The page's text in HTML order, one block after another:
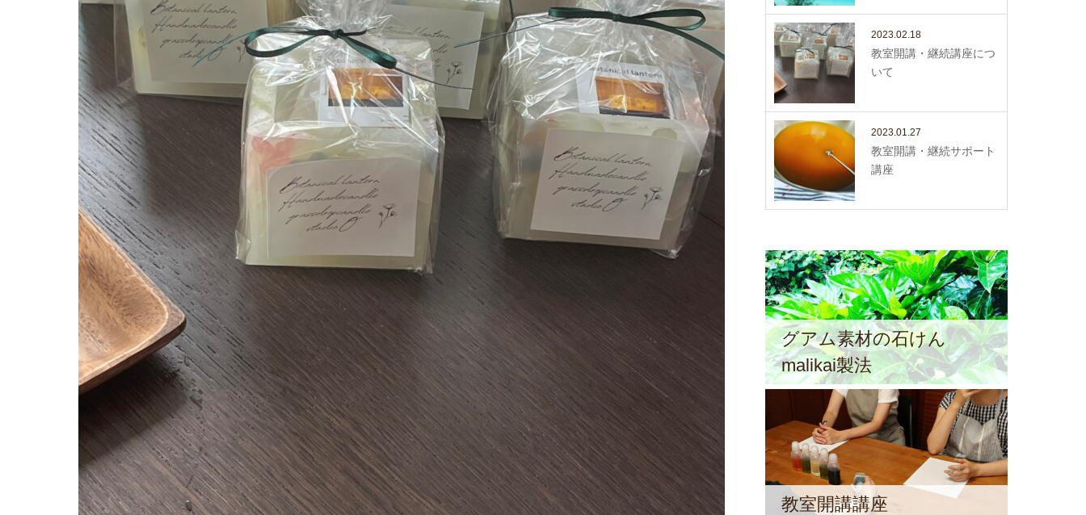
2023.02.18
教室開講・継続講座につ
いて
2023.01.27
教室開講・継続サポート
講座
グアム素材の石けん
malikai製法
教室開講講座